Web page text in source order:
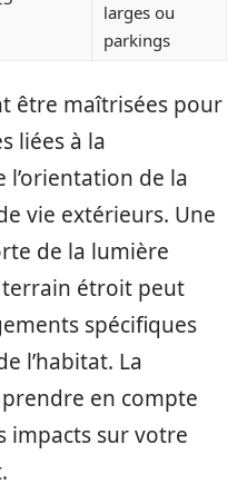
larges ou
parkings
être maîtrisées pour
liées à la
de la
vie extérieurs. Une
de la lumière
terrain étroit peut
spécifiques
l’habitat. La
en compte
impacts sur votre